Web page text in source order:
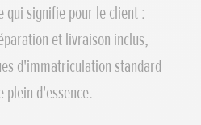
qui signifie pour le client :
et livraison inclus,
d'immatriculation standard
plein d'essence.